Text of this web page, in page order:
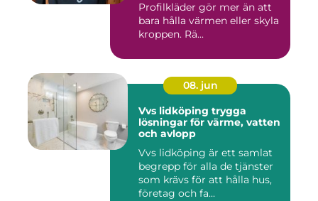
Profilkläder gör mer än att
bara hålla värmen eller skyla
kroppen. Rä...
08. jun
Vvs lidköping trygga
lösningar för värme, vatten
och avlopp
Vvs lidköping är ett samlat
begrepp för alla de tjänster
som krävs för att hålla hus,
företag och fa...